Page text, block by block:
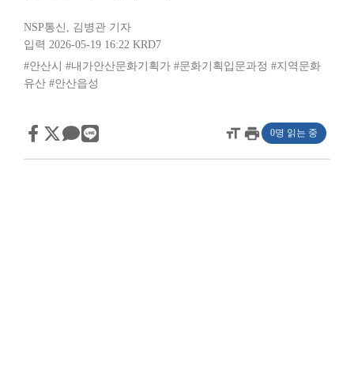
NSP통신 , 김병관 기자
입력 2026-05-19 16:22 KRD7
#안산시
#내가안산문화기획가 #문화기획입문과정 #지역문화
유산 #안산읍성
format_sizeprint 0명 읽는 중